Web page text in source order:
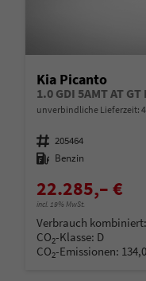
Kia Picanto
1.0 GDI 5AMT AT GT
unverbindliche Lieferzeit:
Fahrzeugnummer 205464
Kraftstoff Benzin
22.285,– €
incl. 19% MwSt.
Verbrauch kombiniert:
CO2-Klasse: D
CO2-Emissionen: